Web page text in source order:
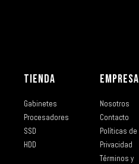
TIENDA
Gabinetes
Procesadores
SSD
HDD
EMPRESA
Nosotros
Contacto
Políticas de
Privacidad
Términos y